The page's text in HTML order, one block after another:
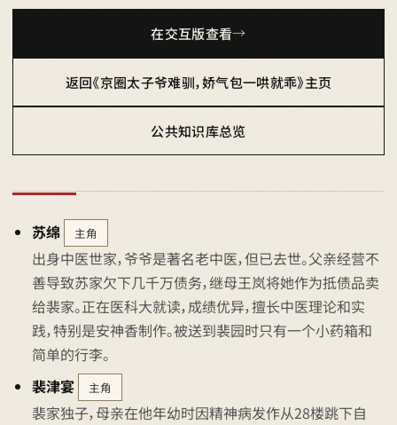
在交互版查看
返回《京圈太子爷难驯，娇气包一哄就乖》主页
公共知识库总览
苏绵 主角
出身中医世家，爷爷是著名老中医，但已去世。父亲经营不
善导致苏家欠下几千万债务，继母王岚将她作为抵债品卖
给裴家。正在医科大就读，成绩优异，擅长中医理论和实
践，特别是安神香制作。被送到裴园时只有一个小药箱和
简单的行李。
裴津宴
主角
裴家独子，母亲在他年幼时因精神病发作从28楼跳下自